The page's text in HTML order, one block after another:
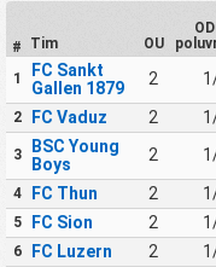
# Tim OU
1
FC Sankt
Gallen 1879
2
2 FC Vaduz 2
3
BSC Young
Boys
2
4 FC Thun 2
5 FC Sion 2
6 FC Luzern 2